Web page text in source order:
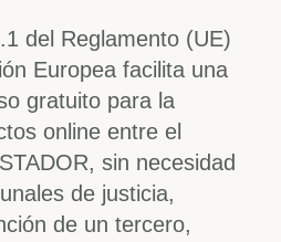
del Reglamento (UE)
Europea facilita una
gratuito para la
online entre el
sin necesidad
de justicia,
de un tercero,